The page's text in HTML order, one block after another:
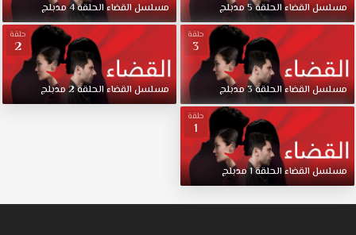
مسلسلالقضاءالحلقة5مدبلج مسلسلالقضاءالحلقة4مدبلج
حلقة
3
مسلسلالقضاءالحلقة3مدبلج
حلقة
2
مسلسلالقضاءالحلقة2مدبلج
حلقة
1
مسلسلالقضاءالحلقة1مدبلج